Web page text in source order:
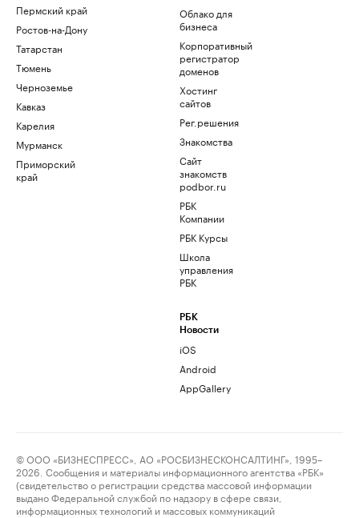
Пермский край
Ростов-на-Дону
Татарстан
Тюмень
Черноземье
Кавказ
Карелия
Мурманск
Приморский
край
Облако для
бизнеса
Корпоративный
регистратор
доменов
Хостинг
сайтов
Рег.решения
Знакомства
Сайт
знакомств
podbor.ru
РБК
Компании
РБК Курсы
Школа
управления
РБК
РБК
Новости
iOS
Android
AppGallery
© ООО «БИЗНЕСПРЕСС», АО «РОСБИЗНЕСКОНСАЛТИНГ», 1995–
2026. Сообщения и материалы информационного агентства «РБК»
(свидетельство о регистрации средства массовой информации
выдано Федеральной службой по надзору в сфере связи,
информационных технологий и массовых коммуникаций